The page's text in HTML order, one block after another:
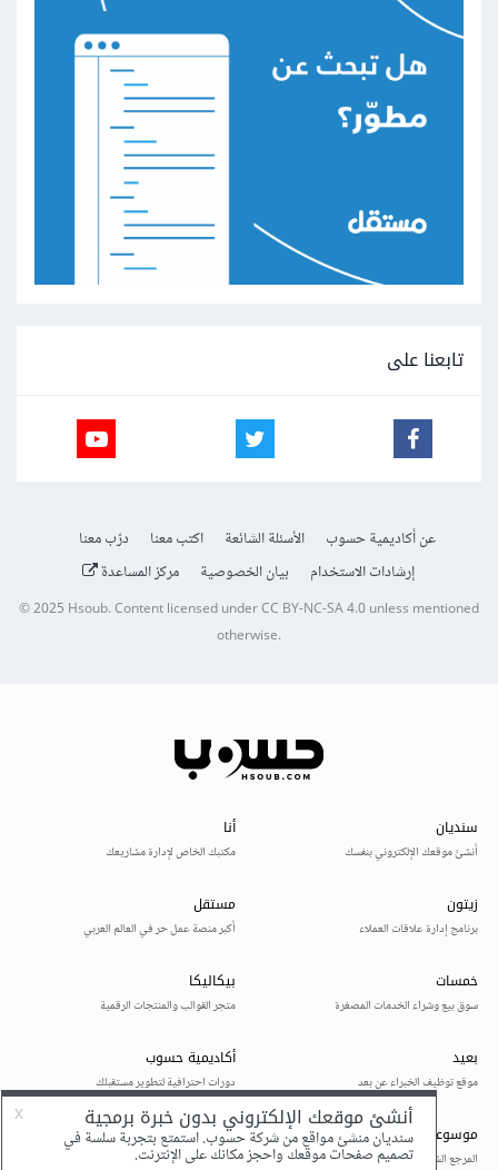
تابعنا على
عن أكاديمية حسوب الأسئلة الشائعة اكتب معنا
درّب معنا
إرشادات الاستخدام
بيان الخصوصية مركز المساعدة
© 2025Hsoub.Content licensed underCC BY-NC-SA 4.0unless mentioned
otherwise.